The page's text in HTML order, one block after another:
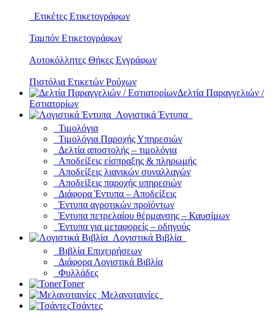
Ετικέτες Ετικετογράφων
Ταμπόν Ετικετογράφων
Αυτοκόλλητες Θήκες Εγγράφων
Πιστόλια Ετικετών Ρούχων
Δελτία Παραγγελιών /
Εστιατορίων
Λογιστικά Έντυπα
Τιμολόγια
Τιμολόγια Παροχής Υπηρεσιών
Δελτία αποστολής – τιμολόγια
Αποδείξεις είσπραξης & πληρωμής
Αποδείξεις λιανικών συναλλαγών
Αποδείξεις παροχής υπηρεσιών
Διάφορα Έντυπα – Αποδείξεις
Έντυπα αγροτικών προϊόντων
Έντυπα πετρελαίου θέρμανσης – Καυσίμων
Έντυπα για μεταφορείς – οδηγούς
Λογιστικά Βιβλία
Βιβλία Επιχειρήσεων
Διάφορα Λογιστικά Βιβλία
Φυλλάδες
Toner
Μελανοταινίες
Τσάντες